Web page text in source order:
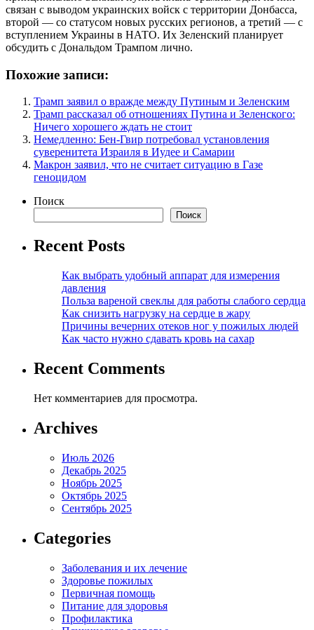
связан с выводом украинских войск с территории Донбасса,
второй — со статусом новых русских регионов, а третий — с
вступлением Украины в НАТО. Их Зеленский планирует
обсудить с Дональдом Трампом лично.
Похожие записи:
Трамп заявил о вражде между Путиным и Зеленским
Трамп рассказал об отношениях Путина и Зеленского:
Ничего хорошего ждать не стоит
Немедленно: Бен-Гвир потребовал установления
суверенитета Израиля в Иудее и Самарии
Макрон заявил, что не считает ситуацию в Газе
геноцидом
Поиск
Поиск
Recent Posts
Как выбрать удобный аппарат для измерения
давления
Польза вареной свеклы для работы слабого сердца
Как снизить нагрузку на сердце в жару
Причины вечерних отеков ног у пожилых людей
Как часто нужно сдавать кровь на сахар
Recent Comments
Нет комментариев для просмотра.
Archives
Июль 2026
Декабрь 2025
Ноябрь 2025
Октябрь 2025
Сентябрь 2025
Categories
Заболевания и их лечение
Здоровье пожилых
Первичная помощь
Питание для здоровья
Профилактика